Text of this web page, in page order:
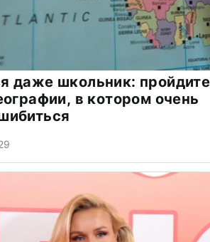
даже школьник: пройдите
в котором очень